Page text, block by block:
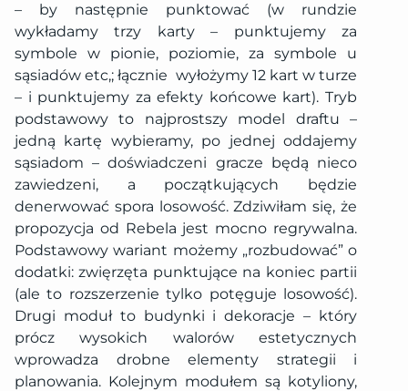
– by następnie punktować (w rundzie
wykładamy trzy karty – punktujemy za
symbole w pionie, poziomie, za symbole u
sąsiadów etc,; łącznie wyłożymy 12 kart w turze
– i punktujemy za efekty końcowe kart). Tryb
podstawowy to najprostszy model draftu –
jedną kartę wybieramy, po jednej oddajemy
sąsiadom – doświadczeni gracze będą nieco
zawiedzeni, a początkujących będzie
denerwować spora losowość. Zdziwiłam się, że
propozycja od Rebela jest mocno regrywalna.
Podstawowy wariant możemy „rozbudować” o
dodatki: zwięrzęta punktujące na koniec partii
(ale to rozszerzenie tylko potęguje losowość).
Drugi moduł to budynki i dekoracje – który
prócz wysokich walorów estetycznych
wprowadza drobne elementy strategii i
planowania. Kolejnym modułem są kotyliony,